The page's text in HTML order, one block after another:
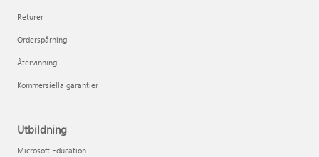
Returer
Orderspårning
Återvinning
Kommersiella garantier
Utbildning
Microsoft Education